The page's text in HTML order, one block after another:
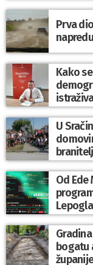
Prva
Kako
U
Od
bogatu